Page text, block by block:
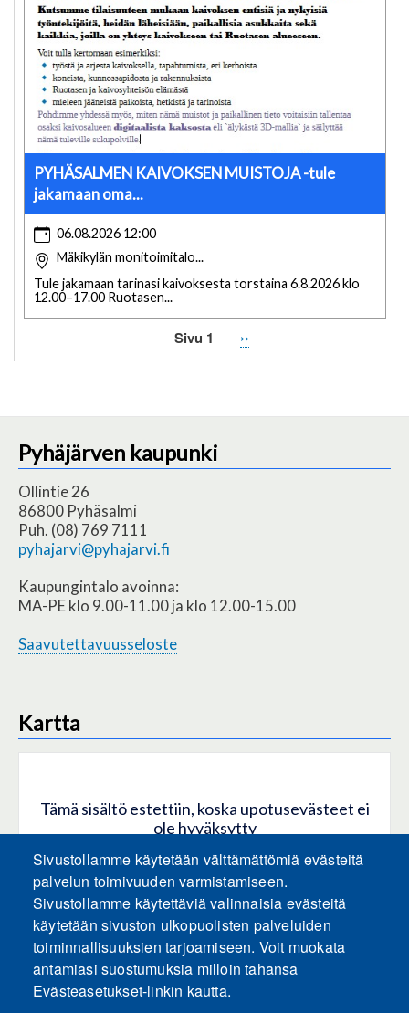
PYHÄSALMEN KAIVOKSEN MUISTOJA -tule
jakamaan oma...
06.08.2026 12:00
Mäkikylän monitoimitalo...
Tule jakamaan tarinasi kaivoksesta torstaina 6.8.2026 klo
12.00–17.00 Ruotasen...
Sivu 1
Seuraava
››
Pyhäjärven kaupunki
Ollintie 26
86800 Pyhäsalmi
Puh. (08) 769 7111
pyhajarvi@pyhajarvi.fi
Kaupungintalo avoinna:
MA-PE klo 9.00-11.00 ja klo 12.00-15.00
Saavutettavuusseloste
Kartta
Tämä sisältö estettiin, koska upotusevästeet ei
ole hyväksytty
HYVÄKSY KAIKKI EVÄSTEET
Hyväksy vain upotusevästeet
Sivustollamme käytetään välttämättömiä evästeitä
palvelun toimivuuden varmistamiseen.
Sivustollamme käytettäviä valinnaisia evästeitä
käytetään sivuston ulkopuolisten palveluiden
toiminnallisuuksien tarjoamiseen. Voit muokata
antamiasi suostumuksia milloin tahansa
Evästeasetukset-linkin kautta.